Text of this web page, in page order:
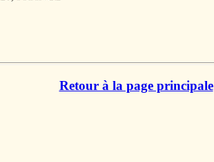
Retour à la page principale